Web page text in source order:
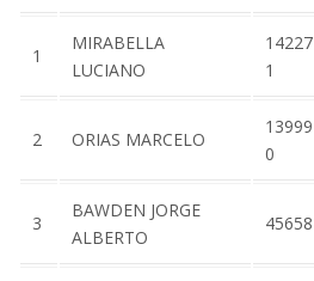
1
MIRABELLA
LUCIANO
14227
1
2 ORIAS MARCELO
13999
0
3
BAWDEN JORGE
ALBERTO
45658